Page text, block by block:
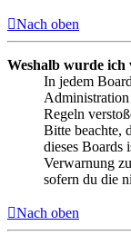
Nach oben
Weshalb wurde ich
In jedem
Administration
Regeln
Bitte beachte,
dieses Boards
Verwarnung
sofern du die
Nach oben